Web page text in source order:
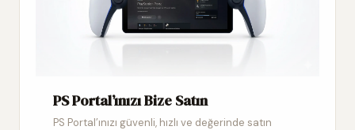
PS Portal’ınızı Bize Satın
PS Portal’ınızı güvenli, hızlı ve değerinde satın